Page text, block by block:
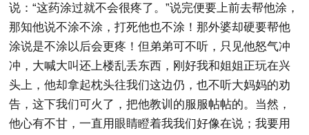
说：“这药涂过就不会很疼了。”说完便要上前去帮他涂，
那知他说不涂不涂，打死他也不涂！那外婆却硬要帮他
涂说是不涂以后会更疼！但弟弟可不听，只见他怒气冲
冲，大喊大叫还上楼乱丢东西，刚好我和姐姐正玩在兴
头上，他却拿起枕头往我们这边仍，也不听大妈妈的劝
告，这下我们可火了，把他教训的服服帖帖的。当然，
他心有不甘，一直用眼睛瞪着我我们好像在说；我要用